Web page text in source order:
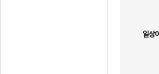
일상